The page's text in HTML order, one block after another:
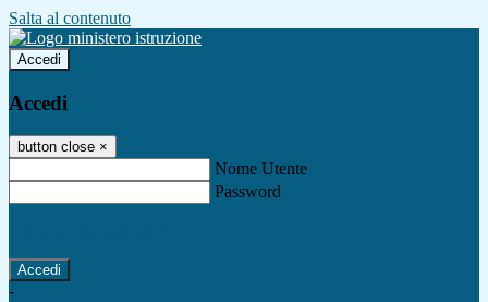
Salta al contenuto
Accedi
Accedi
button close ×
Nome Utente
Password
-